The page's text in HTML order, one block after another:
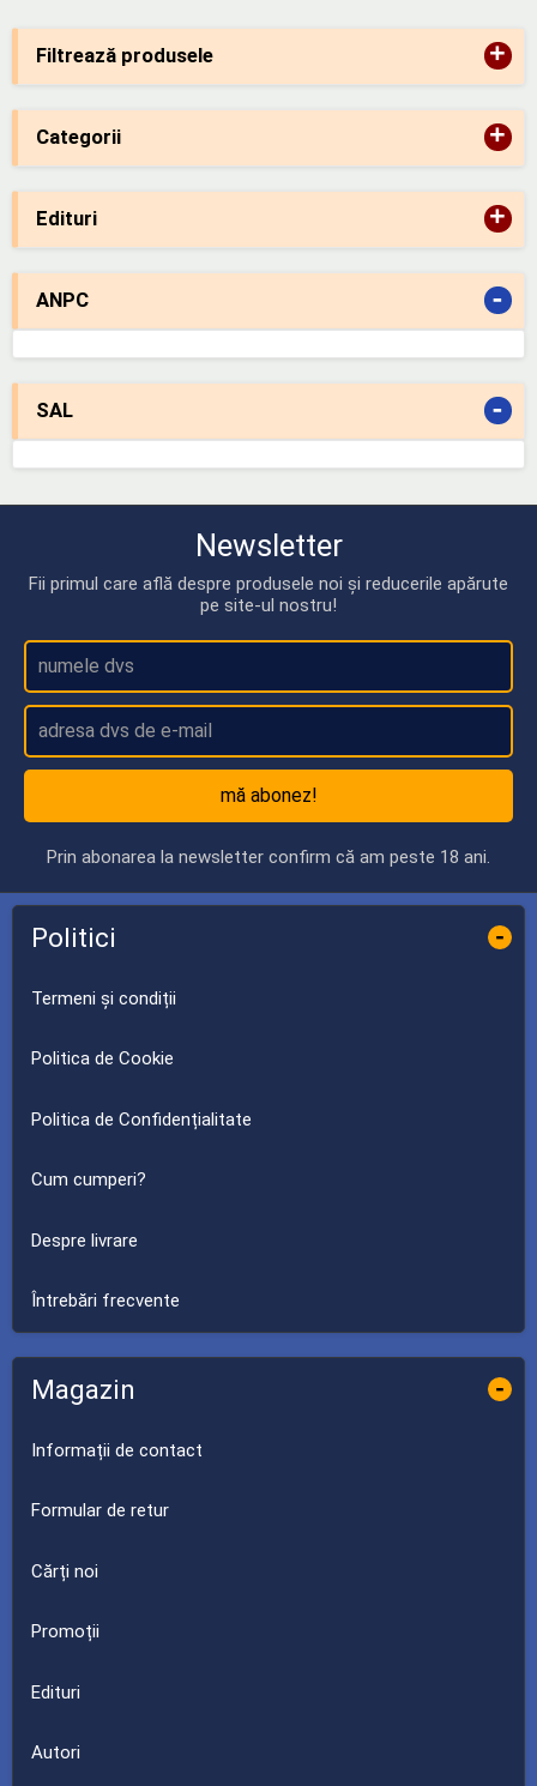
Filtrează produsele +
Categorii +
Edituri +
ANPC -
SAL -
Newsletter
Fii primul care află despre produsele noi și reducerile apărute
pe site-ul nostru!
mă abonez!
Prin abonarea la newsletter confirm că am peste 18 ani.
Politici -
Termeni și condiții
Politica de Cookie
Politica de Confidențialitate
Cum cumperi?
Despre livrare
Întrebări frecvente
Magazin -
Informații de contact
Formular de retur
Cărți noi
Promoții
Edituri
Autori